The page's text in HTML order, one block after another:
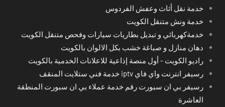
خدمة نقل أثاث وعفش الفردوس
خدمة ونش متنقل الكويت
خدمةكهربائي و تبديل بطاريات سيارات وفحص متنقل الكويت
دهان منازل و صباغة خشب بكل الالوان بالكويت
راديو الكويت - أول منصة إذاعية للاعلانات الخدمية بالكويت
رسيفر انترنت واي فاي iptv خدمة فني ستلايت المنقف
رسيفر بي ان سبورت رقم خدمة عملاء بي ان سبورت المنطقة
العاشرة